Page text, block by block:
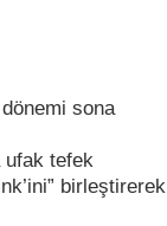
sona
ufak tefek
birleştirerek